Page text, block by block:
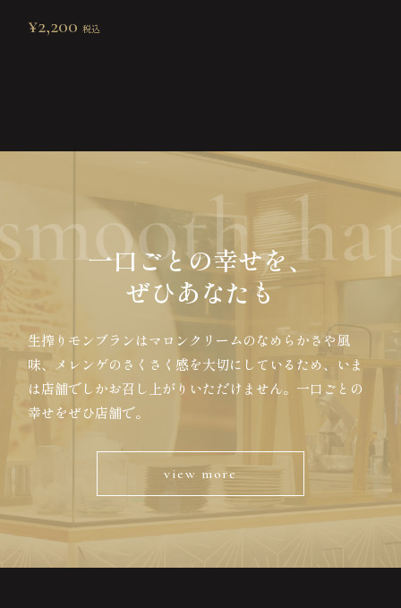
¥2,200 税込
一口ごとの幸せを、
ぜひあなたも
生搾りモンブランはマロンクリームのなめらかさや風
味、メレンゲのさくさく感を大切にしているため、いま
は店舗でしかお召し上がりいただけません。一口ごとの
幸せをぜひ店舗で。
view more